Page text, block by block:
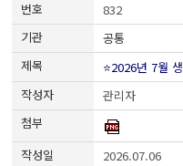
832
공통
⭐2026년 7월
관리자
2026.07.06